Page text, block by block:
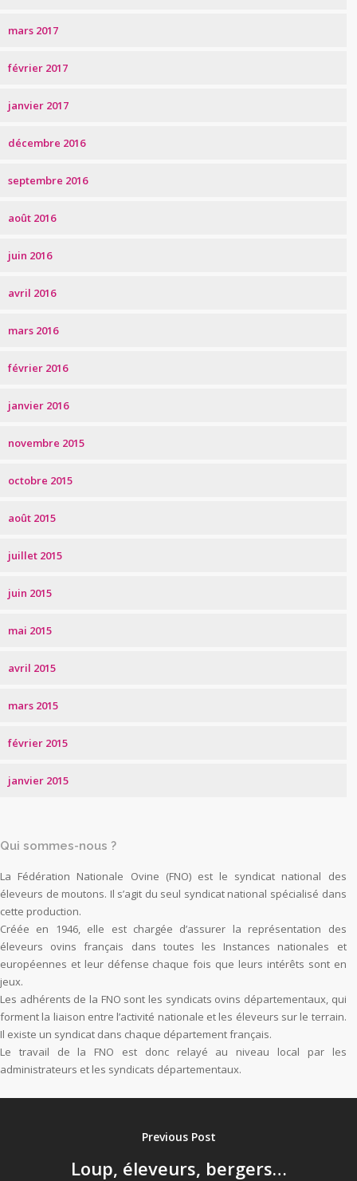
mars 2017
février 2017
janvier 2017
décembre 2016
septembre 2016
août 2016
juin 2016
avril 2016
mars 2016
février 2016
janvier 2016
novembre 2015
octobre 2015
août 2015
juillet 2015
juin 2015
mai 2015
avril 2015
mars 2015
février 2015
janvier 2015
Qui sommes-nous ?
La Fédération Nationale Ovine (FNO) est le syndicat national des
éleveurs de moutons. Il s’agit du seul syndicat national spécialisé dans
cette production.
Créée en 1946, elle est chargée d’assurer la représentation des
éleveurs ovins français dans toutes les Instances nationales et
européennes et leur défense chaque fois que leurs intérêts sont en
jeux.
Les adhérents de la FNO sont les syndicats ovins départementaux, qui
forment la liaison entre l’activité nationale et les éleveurs sur le terrain.
Il existe un syndicat dans chaque département français.
Le travail de la FNO est donc relayé au niveau local par les
administrateurs et les syndicats départementaux.
Previous Post
Loup, éleveurs, bergers…